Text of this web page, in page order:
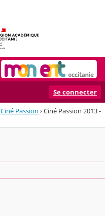
Se connecter
Ciné Passion ›Ciné Passion 2013 -